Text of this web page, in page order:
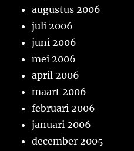
augustus 2006
juli 2006
juni 2006
mei 2006
april 2006
maart 2006
februari 2006
januari 2006
december 2005